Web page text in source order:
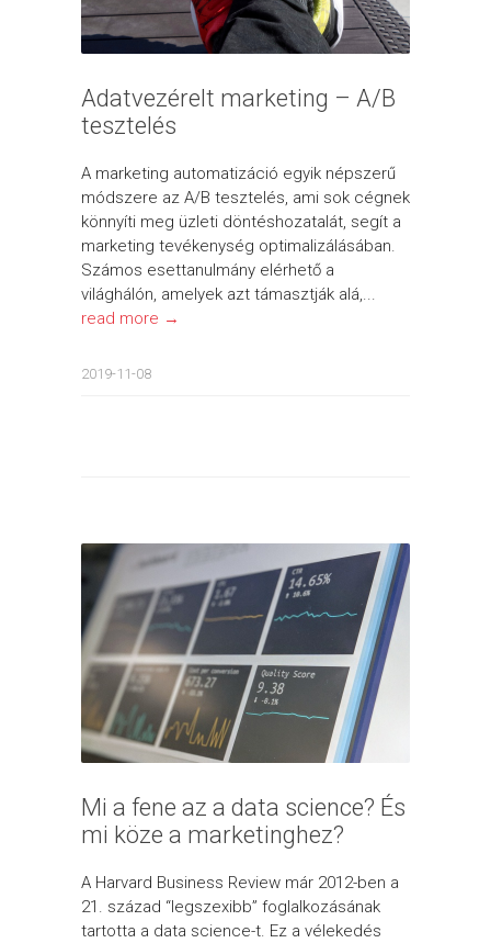
Adatvezérelt marketing – A/B
tesztelés
A marketing automatizáció egyik népszerű
módszere az A/B tesztelés, ami sok cégnek
könnyíti meg üzleti döntéshozatalát, segít a
marketing tevékenység optimalizálásában.
Számos esettanulmány elérhető a
világhálón, amelyek azt támasztják alá,...
read more →
2019-11-08
Mi a fene az a data science? És
mi köze a marketinghez?
A Harvard Business Review már 2012-ben a
21. század “legszexibb” foglalkozásának
tartotta a data science-t. Ez a vélekedés